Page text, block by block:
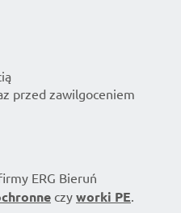
przed zawilgoceniem
ERG Bieruń
czy worki PE.